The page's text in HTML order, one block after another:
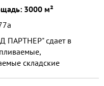
3000 м²
ПАРТНЕР" сдает в
складские